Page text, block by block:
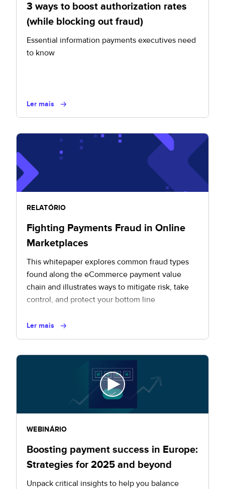
3 ways to boost authorization rates
(while blocking out fraud)
Essential information payments executives need
to know
Ler mais
RELATÓRIO
Fighting Payments Fraud in Online
Marketplaces
This whitepaper explores common fraud types
found along the eCommerce payment value
chain and illustrates ways to mitigate risk, take
control, and protect your bottom line
Ler mais
WEBINÁRIO
Boosting payment success in Europe:
Strategies for 2025 and beyond
Unpack critical insights to help you balance